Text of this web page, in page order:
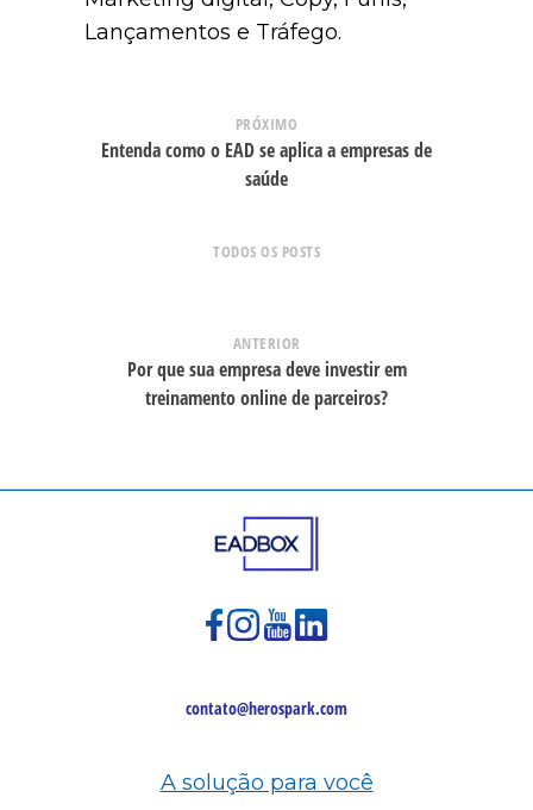
Lançamentos e Tráfego.
PRÓXIMO
Entenda como o EAD se aplica a empresas de
saúde
TODOS OS POSTS
ANTERIOR
Por que sua empresa deve investir em
treinamento online de parceiros?
contato@herospark.com
A solução para você